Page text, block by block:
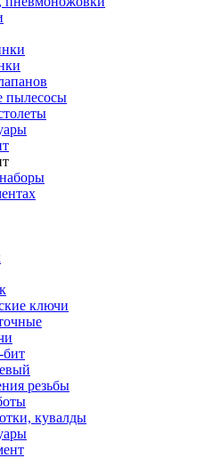
пылесосы
ключи
бит
резьбы
кувалды